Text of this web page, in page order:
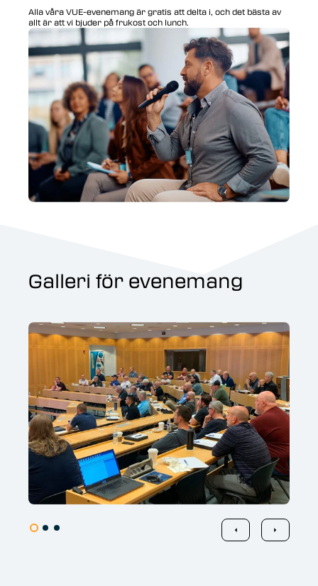
Alla våra VUE-evenemang är gratis att delta i, och det bästa av
allt är att vi bjuder på frukost och lunch.
Galleri för evenemang